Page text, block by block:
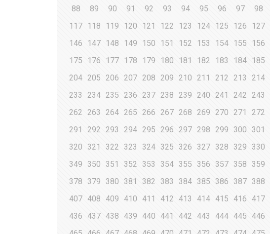
88
89 90 91 92 93 94 95 96 97 98
117 118 119 120 121 122 123 124 125 126 127
146
147 148 149 150 151 152 153 154 155 156
175
176 177 178 179 180 181 182 183 184 185
204 205 206 207 208 209 210 211 212 213 214
233
234 235 236 237 238 239 240 241 242 243
262
263 264 265 266 267 268 269 270 271 272
291
292 293 294 295 296 297 298 299 300 301
320
321 322 323 324 325 326 327 328 329 330
349
350 351 352 353 354 355 356 357 358 359
378
379 380 381 382 383 384 385 386 387 388
407 408 409 410 411 412 413 414 415 416 417
436
437 438 439 440 441 442 443 444 445 446